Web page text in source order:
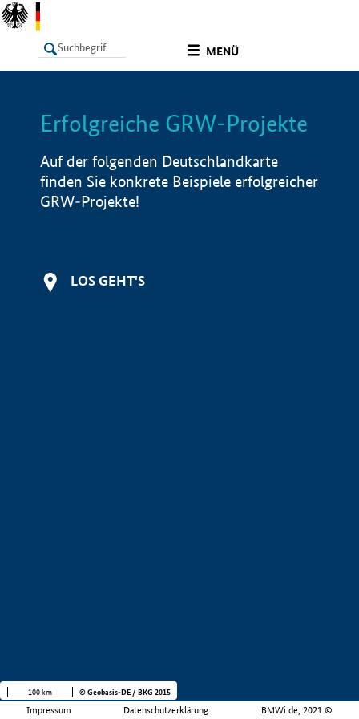
MENÜ
LISTE Info
Erfolgreiche GRW-Projekte
Auf der folgenden Deutschlandkarte
finden Sie konkrete Beispiele erfolgreicher
GRW-Projekte!
LOS GEHT'S
Impressum Datenschutzerklärung BMWi.de, 2021 ©
100 km © Geobasis-DE / BKG 2015